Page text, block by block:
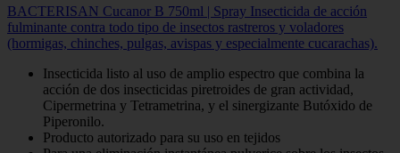
BACTERISAN Cucanor B 750ml | Spray Insecticida de acción
fulminante contra todo tipo de insectos rastreros y voladores
(hormigas, chinches, pulgas, avispas y especialmente cucarachas).
Insecticida listo al uso de amplio espectro que combina la
acción de dos insecticidas piretroides de gran actividad,
Cipermetrina y Tetrametrina, y el sinergizante Butóxido de
Piperonilo.
Producto autorizado para su uso en tejidos